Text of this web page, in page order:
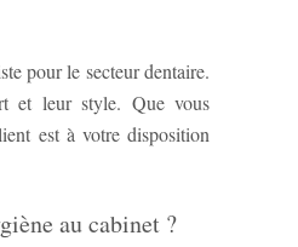
pour le secteur dentaire.
et leur style. Que vous
est à votre disposition
au cabinet ?